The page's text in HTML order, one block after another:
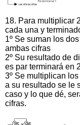
18. Para multiplicar
cada una y
1º Se suman los
ambas cifras
2º Su resultado de
es par terminará en
3º Se multiplican
a su resultado se le
caso y lo que dé,
cifras.